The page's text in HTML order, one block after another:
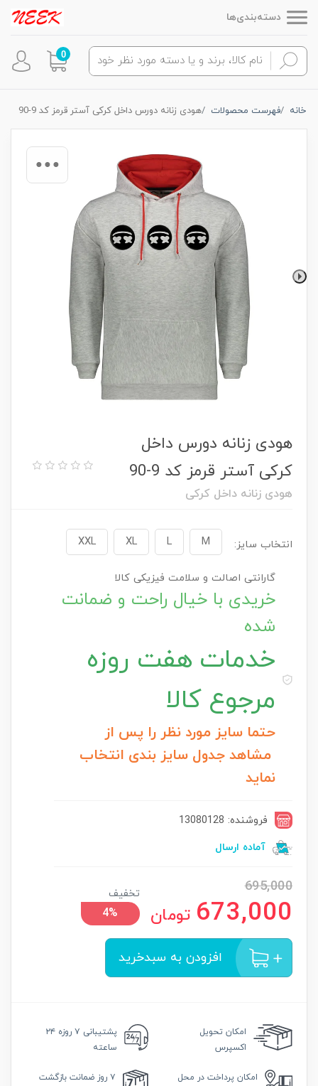
دسته‌بندی‌ها
0
خانه فهرست محصولات هودی زنانه دورس داخل کرکی آستر قرمز کد 9-90
هودی زنانه دورس داخل
کرکی آستر قرمز کد 9-90
هودی زنانه داخل کرکی
انتخاب سایز: M
L
XL
XXL
گارانتی اصالت و سلامت فیزیکی کالا
خریدی با خیال راحت و ضمانت
شده
خدمات هفت روزه
مرجوع کالا
حتما سایز مورد نظر را پس از
مشاهد جدول سایز بندی انتخاب
نماید
فروشنده: 13080128
آماده ارسال
695,000
673,000 تومان
تخفیف
4%
افزودن به سبدخرید
امکان تحویل
اکسپرس
پشتیبانی
۷ روزه ۲۴
ساعته
امکان پرداخت در محل ۷ روز ضمانت بازگشت